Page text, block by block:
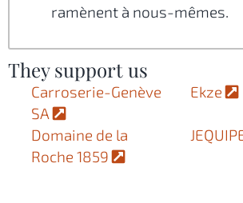
ramènent à nous-mêmes.
They support us
Carroserie-Genève
SA
Ekze
Domaine de la
Roche 1859